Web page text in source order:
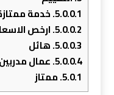
5.0.0.1. خدمة
5.0.0.2. ارخص
5.0.0.3. هائل
5.0.0.4. عمال مدربين
5.0.1. ممتاز